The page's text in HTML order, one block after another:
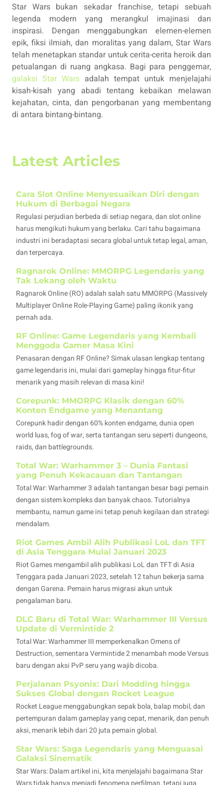
Star Wars bukan sekadar franchise, tetapi sebuah
legenda modern yang merangkul imajinasi dan
inspirasi. Dengan menggabungkan elemen-elemen
epik, fiksi ilmiah, dan moralitas yang dalam, Star Wars
telah menetapkan standar untuk cerita-cerita heroik dan
petualangan di ruang angkasa. Bagi para penggemar,
galaksi Star Wars adalah tempat untuk menjelajahi
kisah-kisah yang abadi tentang kebaikan melawan
kejahatan, cinta, dan pengorbanan yang membentang
di antara bintang-bintang.
Latest Articles
Cara Slot Online Menyesuaikan Diri dengan
Hukum di Berbagai Negara
Regulasi perjudian berbeda di setiap negara, dan slot online
harus mengikuti hukum yang berlaku. Cari tahu bagaimana
industri ini beradaptasi secara global untuk tetap legal, aman,
dan terpercaya.
Ragnarok Online: MMORPG Legendaris yang
Tak Lekang oleh Waktu
Ragnarok Online (RO) adalah salah satu MMORPG (Massively
Multiplayer Online Role-Playing Game) paling ikonik yang
pernah ada.
RF Online: Game Legendaris yang Kembali
Menggoda Gamer Masa Kini
Penasaran dengan RF Online? Simak ulasan lengkap tentang
game legendaris ini, mulai dari gameplay hingga fitur-fitur
menarik yang masih relevan di masa kini!
Corepunk: MMORPG Klasik dengan 60%
Konten Endgame yang Menantang
Corepunk hadir dengan 60% konten endgame, dunia open
world luas, fog of war, serta tantangan seru seperti dungeons,
raids, dan battlegrounds.
Total War: Warhammer 3 – Dunia Fantasi
yang Penuh Kekacauan dan Tantangan
Total War: Warhammer 3 adalah tantangan besar bagi pemain
dengan sistem kompleks dan banyak chaos. Tutorialnya
membantu, namun game ini tetap penuh kegilaan dan strategi
mendalam.
Riot Games Ambil Alih Publikasi LoL dan TFT
di Asia Tenggara Mulai Januari 2023
Riot Games mengambil alih publikasi LoL dan TFT di Asia
Tenggara pada Januari 2023, setelah 12 tahun bekerja sama
dengan Garena. Pemain harus migrasi akun untuk
pengalaman baru.
DLC Baru di Total War: Warhammer III Versus
Update di Vermintide 2
Total War: Warhammer III memperkenalkan Omens of
Destruction, sementara Vermintide 2 menambah mode Versus
baru dengan aksi PvP seru yang wajib dicoba.
Perjalanan Psyonix: Dari Modding hingga
Sukses Global dengan Rocket League
Rocket League menggabungkan sepak bola, balap mobil, dan
pertempuran dalam gameplay yang cepat, menarik, dan penuh
aksi, menarik lebih dari 20 juta pemain global.
Star Wars: Saga Legendaris yang Menguasai
Galaksi Sinematik
Star Wars: Dalam artikel ini, kita menjelajahi bagaimana Star